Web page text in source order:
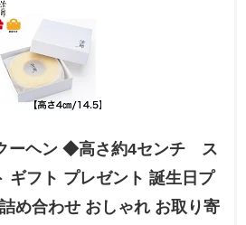
ーヘン ◆高さ約4センチ ス
ギフト プレゼント 誕生日プ
め合わせ おしゃれ お取り寄